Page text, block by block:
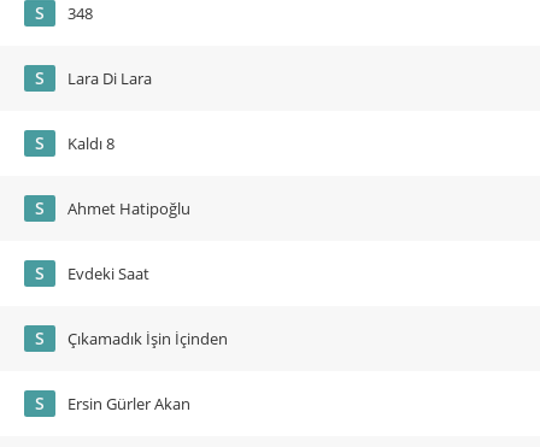
S 348
S Lara Di Lara
S Kaldı 8
S Ahmet Hatipoğlu
S Evdeki Saat
S Çıkamadık İşin İçinden
S Ersin Gürler Akan